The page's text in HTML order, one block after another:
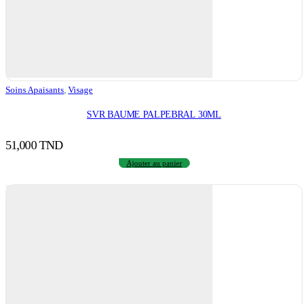
Soins Apaisants Visage
SVR BAUME PALPEBRAL 30ML
51,000TND
Ajouter au panier